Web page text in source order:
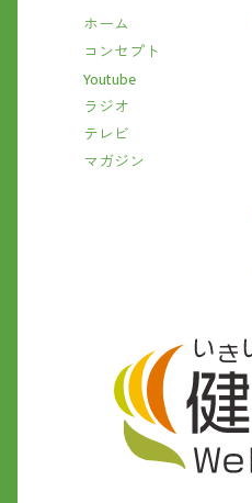
ホーム
コンセプト
Youtube
ラジオ
テレビ
マガジン